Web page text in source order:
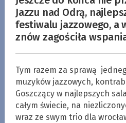
Jazzu nad Odrą,
festiwalu jazzowego, a
znów zagościła
Tym razem za sprawą
muzyków jazzowych,
Goszczący w najlepszych
całym świecie, na
wraz ze swym trio dla